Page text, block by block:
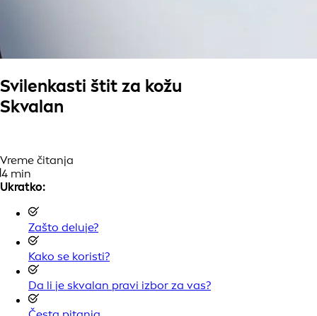
Svilenkasti štit za kožu
Skvalan
Vreme čitanja
4 min
Ukratko:
Zašto deluje?
Kako se koristi?
Da li je skvalan pravi izbor za vas?